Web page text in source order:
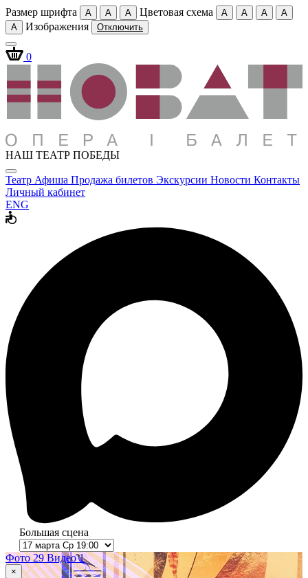
Размер шрифта A A A Цветовая схема A A A
A
A
Изображения Отключить
0
НАШ ТЕАТР ПОБЕДЫ
Театр Афиша Продажа билетов Экскурсии Новости Контакты
Личный кабинет
ENG
Большая сцена
Фото 29Видео 1
×